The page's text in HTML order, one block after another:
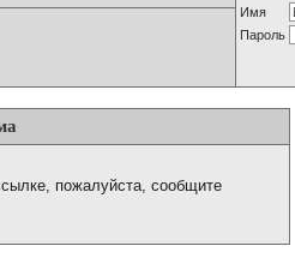
Имя
Пароль
пожалуйста, сообщите